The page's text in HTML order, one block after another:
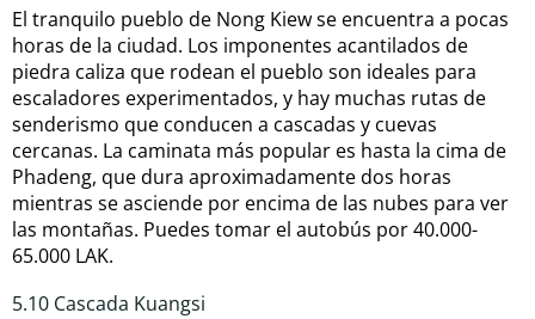
El tranquilo pueblo de Nong Kiew se encuentra a pocas
horas de la ciudad. Los imponentes acantilados de
piedra caliza que rodean el pueblo son ideales para
escaladores experimentados, y hay muchas rutas de
senderismo que conducen a cascadas y cuevas
cercanas. La caminata más popular es hasta la cima de
Phadeng, que dura aproximadamente dos horas
mientras se asciende por encima de las nubes para ver
las montañas. Puedes tomar el autobús por 40.000-
65.000 LAK.
5.10 Cascada Kuangsi